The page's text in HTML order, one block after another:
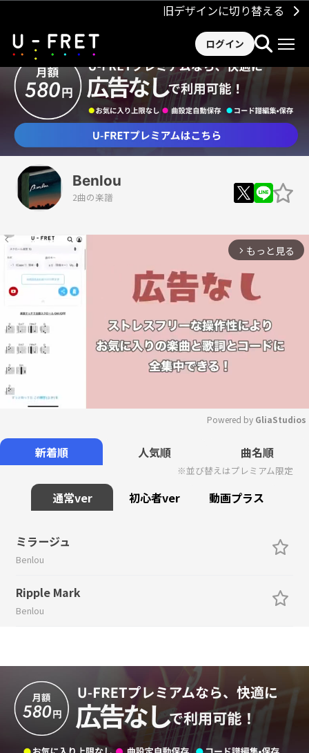
旧デザインに切り替える
ログイン
Benlou
2曲の楽譜
arrow_forward_ios もっと見る
Mute
Powered by GliaStudios
新着順 人気順 曲名順
※並び替えはプレミアム限定
通常ver 初心者ver 動画プラス
ミラージュ
Benlou
Ripple Mark
Benlou